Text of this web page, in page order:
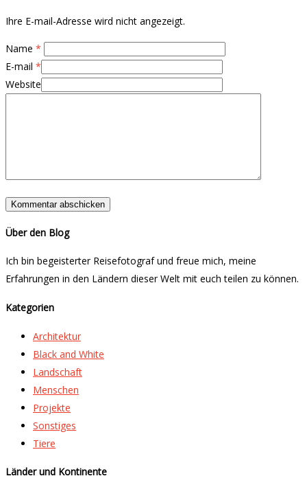
Ihre E-mail-Adresse wird nicht angezeigt.
Name *
E-mail *
Website
Über den Blog
Ich bin begeisterter Reisefotograf und freue mich, meine
Erfahrungen in den Ländern dieser Welt mit euch teilen zu können.
Kategorien
Architektur
Black and White
Landschaft
Menschen
Projekte
Sonstiges
Tiere
Länder und Kontinente